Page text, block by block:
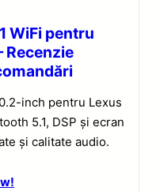
WiFi pentru
Recenzie
inch pentru Lexus
5.1, DSP și ecran
și calitate audio.